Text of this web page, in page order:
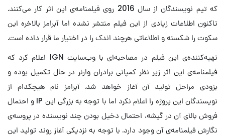
که تیم نویسندگان از سال 2016 روی فیلمنامه‌ی این اثر کار می‌کنند.
تاکنون اطلاعات زیادی از این فیلم منتشر نشده اما آبرامز بالاخره این
سکوت را شکسته و اطلاعاتی هرچند اندک را در اختیار ما قرار داده است.
تهیه‌کننده‌ی این فیلم در مصاحبه‌ای با وب‌سایت IGN اعلام کرد که
فیلمنامه‌ی این اثر زیر نظر کمپانی برادران وارنر در حال تکمیل بوده و
بزودی مراحل تولید آن آغاز خواهد شد. آبرامز نام هیچکدام از
نویسندگان این پروژه را اعلام نکرد اما با توجه به بزرگی این IP و احتمال
فروش بالای آن در گیشه، احتمال دخیل بودن چند نویسنده در پروسه‌ی
نگارش فیلمنامه‌ی آن وجود دارد. با توجه به نزدیکی آغاز روند تولید این